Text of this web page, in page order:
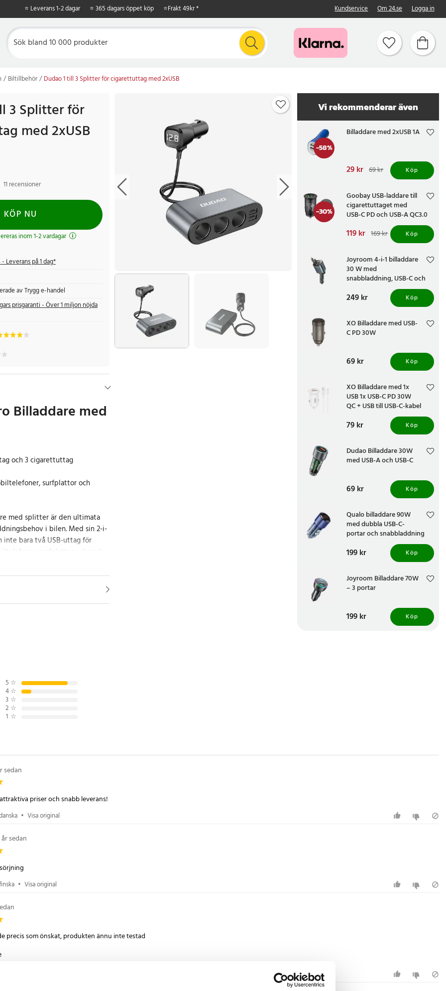
⭐ Leverans 1-2 dagar ⭐ 365 dagars öppet köp ⭐Frakt 49kr * Kundservice Om 24.se Logga in
Biltillbehör Dudao 1 till 3 Splitter för cigarettuttag med 2xUSB
3 Splitter för
med 2xUSB
11 recensioner
KÖP NU
inom 1-2 vardagar
- Leverans på 1 dag*
av Trygg e-handel
prisgaranti - Över 1 miljon nöjda
Billaddare med
och 3 cigarettuttag
surfplattor och
med splitter är den ultimata
i bilen. Med sin 2-i-
inte bara två USB-uttag för
surfplattor och andra
en splitter kopplad till en
3 cigarettuttag.
en snabb och effektiv
cigarettuttagen ger
andra elektroniska tillbehör
av strömanvändningen
med flera inbyggda
skydd mot
överhettning,
och kortslutning. Detta
laddas säkert och att din
32 mm
Vi rekommenderar även
-58%
Billaddare med 2xUSB 1A
Nuvarande pris
Tidigare pris 69 kr
29 kr 69 kr Köp
-30%
Goobay USB-laddare till
cigarettuttaget med
USB-C PD och USB-A QC3.0
Nuvarande pris
Tidigare pris 169 kr
119 kr 169 kr Köp
Joyroom 4-i-1 billaddare
30 W med
snabbladdning, USB-C och
Pris:249 kr
249 kr Köp
XO Billaddare med USB-
C PD 30W
Pris:69 kr
69 kr Köp
XO Billaddare med 1x
USB 1x USB-C PD 30W
QC + USB till USB-C-kabel
Pris:79 kr
79 kr Köp
Dudao Billaddare 30W
med USB-A och USB-C
Pris:69 kr
69 kr Köp
Qualo billaddare 90W
med dubbla USB-C-
portar och snabbladdning
Pris :199 kr
199 kr Köp
Joyroom Billaddare 70W
– 3 portar
Pris :199 kr
199 kr Köp
5 ☆
4 ☆
3 ☆
2 ☆
1 ☆
sedan
priser och snabb leverans!
• Visa original
sedan
• Visa original
precis som önskat, produkten ännu inte testad